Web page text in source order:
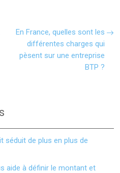
En France, quelles sont les
différentes charges qui
pèsent sur une entreprise
BTP ?
séduit de plus en plus de
aide à définir le montant et